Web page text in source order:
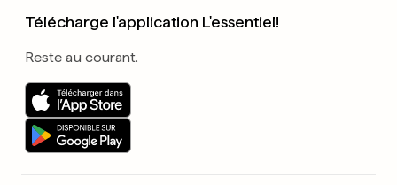
Télécharge l'application L'essentiel!
Reste au courant.